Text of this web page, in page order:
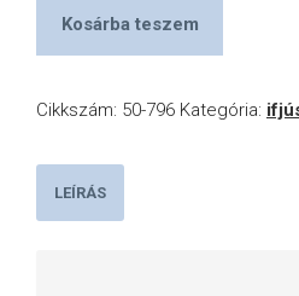
Kosárba teszem
Cikkszám: 50-796 Kategória:
LEÍRÁS